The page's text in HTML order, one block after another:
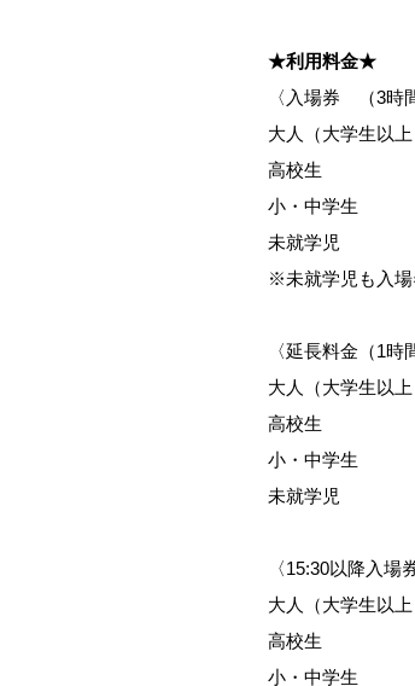
★利用料金★
〈入場券 （3時
大人（大学生以
高校生
小・中学生
未就学児
※未就学児も入場
〈延長料金（1時
大人（大学生以
高校生
小・中学生
未就学児
〈15:30以降入場
大人（大学生以
高校生
小・中学生